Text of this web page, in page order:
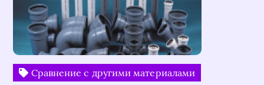
Сравнение с другими материалами